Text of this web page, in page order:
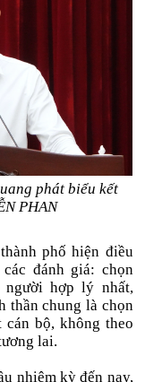
phát biểu kết
PHAN
phố hiện điều
đánh giá: chọn
người hợp lý nhất,
thần chung là chọn
bộ, không theo
lai.
nhiệm kỳ đến nay,